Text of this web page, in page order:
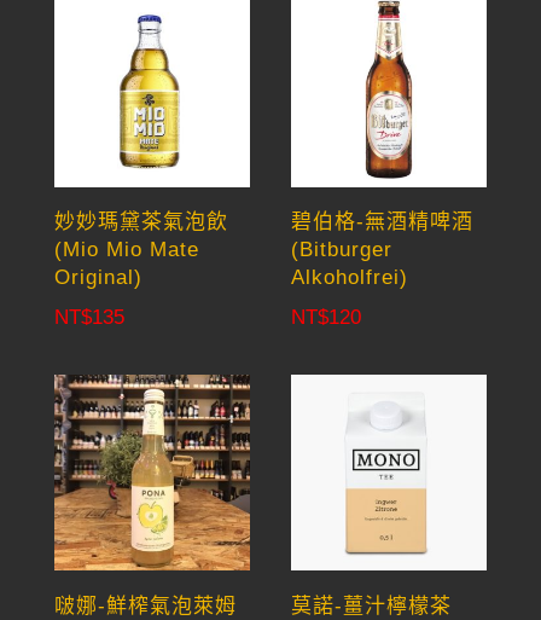
妙妙瑪黛茶氣泡飲
(Mio Mio Mate
Original)
NT$135
碧伯格-無酒精啤酒
(Bitburger
Alkoholfrei)
NT$120
啵娜-鮮榨氣泡萊姆
莫諾-薑汁檸檬茶